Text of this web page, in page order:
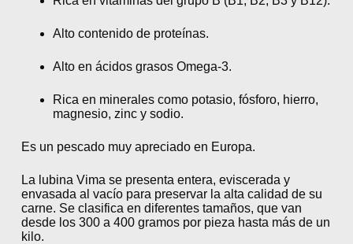
Alto contenido de proteínas.
Alto en ácidos grasos Omega-3.
Rica en minerales como potasio, fósforo, hierro,
magnesio, zinc y sodio.
Es un pescado muy apreciado en Europa.
La lubina Vima se presenta entera, eviscerada y
envasada al vacío para preservar la alta calidad de su
carne. Se clasifica en diferentes tamaños, que van
desde los 300 a 400 gramos por pieza hasta más de un
kilo.